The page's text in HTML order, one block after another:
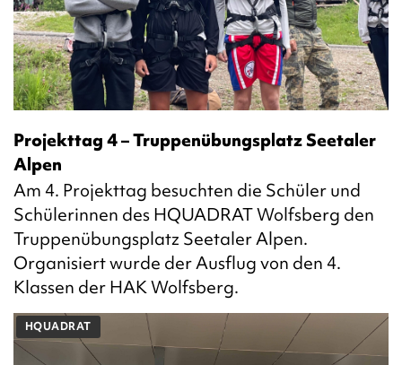
Projekttag 4 – Truppenübungsplatz Seetaler
Alpen
Am 4. Projekttag besuchten die Schüler und
Schülerinnen des HQUADRAT Wolfsberg den
Truppenübungsplatz Seetaler Alpen.
Organisiert wurde der Ausflug von den 4.
Klassen der HAK Wolfsberg.
HQUADRAT